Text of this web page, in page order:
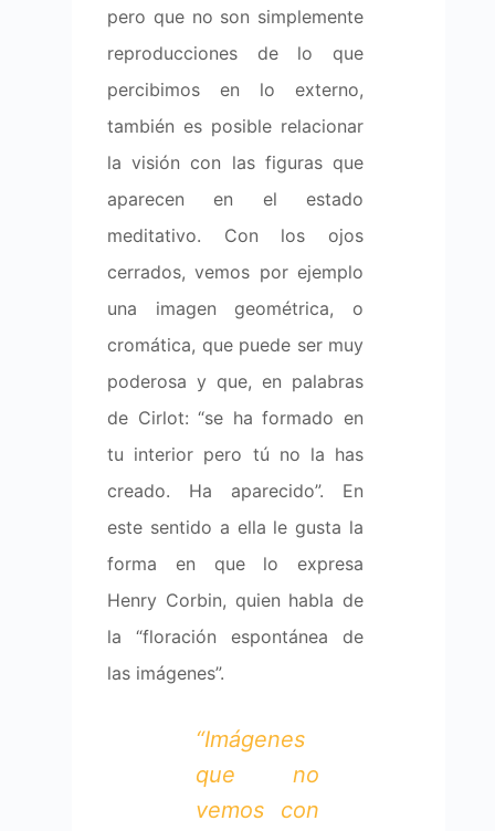
pero que no son simplemente
reproducciones de lo que
percibimos en lo externo,
también es posible relacionar
la visión con las figuras que
aparecen en el estado
meditativo. Con los ojos
cerrados, vemos por ejemplo
una imagen geométrica, o
cromática, que puede ser muy
poderosa y que, en palabras
de Cirlot: “se ha formado en
tu interior pero tú no la has
creado. Ha aparecido”. En
este sentido a ella le gusta la
forma en que lo expresa
Henry Corbin, quien habla de
la “floración espontánea de
las imágenes”.
“Imágenes
que no
vemos con